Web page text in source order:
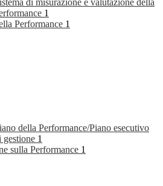
di misurazione e valutazione della
1
Performance 1
della Performance/Piano esecutivo
gestione 1
sulla Performance 1